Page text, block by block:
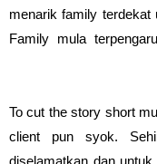
menarik family terdekat
Family mula
To cut the story short
client pun syok.
diselamatkan dan